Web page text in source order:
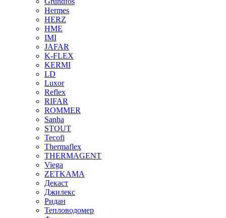
Hermes
HERZ
HME
IMI
JAFAR
K-FLEX
KERMI
LD
Luxor
Reflex
RIFAR
ROMMER
Sanha
STOUT
Tecofi
Thermaflex
THERMAGENT
Viega
ZETKAMA
Декаст
Джилекс
Ридан
Тепловодомер